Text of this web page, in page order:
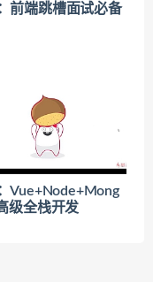
前端跳槽面试必备
Vue+Node+Mong
级全栈开发